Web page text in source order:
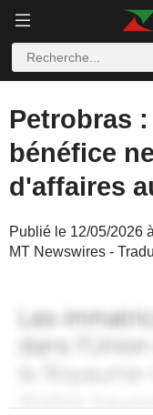
Petrobras
bénéfice
d'affaires
Publié le 12/05/2026
MT Newswires -